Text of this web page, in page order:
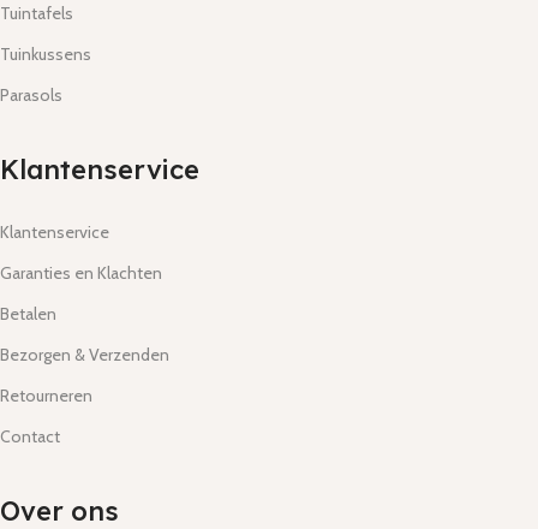
Tuintafels
Tuinkussens
Parasols
Klantenservice
Klantenservice
Garanties en Klachten
Betalen
Bezorgen & Verzenden
Retourneren
Contact
Over ons